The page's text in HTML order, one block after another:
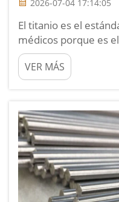
2026-07-04 17:14:05
El titanio es el
médicos porque es
disponible. El hueso
directamente al
propiedades clave lo
de óxido de TiO2...
VER MÁS